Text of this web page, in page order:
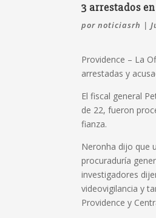
3 arrestados
pornoticiasrh |
Providence – La
arrestadas y
El fiscal general
de 22, fueron
fianza.
Neronha dijo que
procuraduría
investigadores
videovigilancia y
Providence y